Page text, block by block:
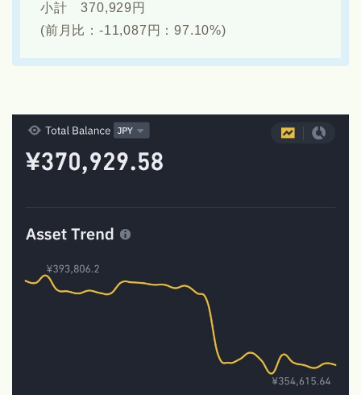
小計 370,929円
(前月比：-11,087円：97.10%)